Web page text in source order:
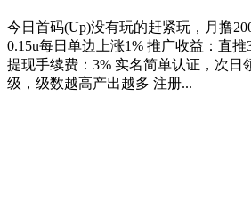
今日首码(Up)没有玩的赶紧玩，月撸
0.15u每日单边上涨1% 推广收益：直推
提现手续费：3% 实名简单认证，次日
级，级数越高产出越多 注册...